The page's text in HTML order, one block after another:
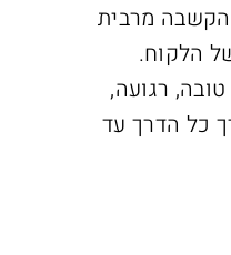
מרבית
הלקוח.
רגועה,
כל הדרך עד